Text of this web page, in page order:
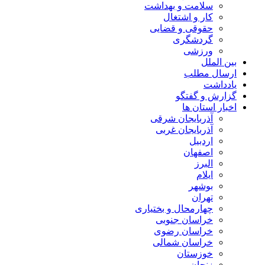
سلامت و بهداشت
کار و اشتغال
حقوقی و قضایی
گردشگری
ورزشی
بین الملل
ارسال مطلب
یادداشت
گزارش و گفتگو
اخبار استان ها
آذربایجان شرقی
آذربایجان غربی
اردبیل
اصفهان
البرز
ایلام
بوشهر
تهران
چهارمحال و بختیاری
خراسان جنوبی
خراسان رضوی
خراسان شمالی
خوزستان